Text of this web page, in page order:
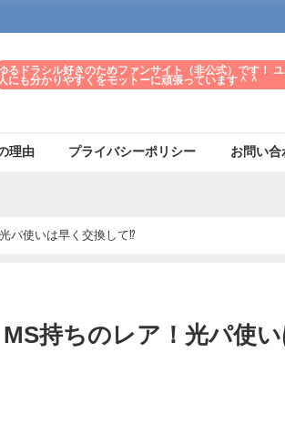
るドラシル好きのためファンサイト（非公式）です！
人にも分かりやすくをモットーに頑張っています＾＾
理由 プライバシーポリシー お問い合
パ使いは早く交換して⁉
持ちのレア！光パ使い